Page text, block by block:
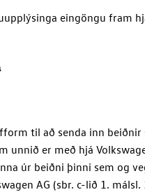
eingöngu fram
til að senda inn
unnið er með hjá
úr beiðni þinni sem og
AG (sbr. c-lið 1.